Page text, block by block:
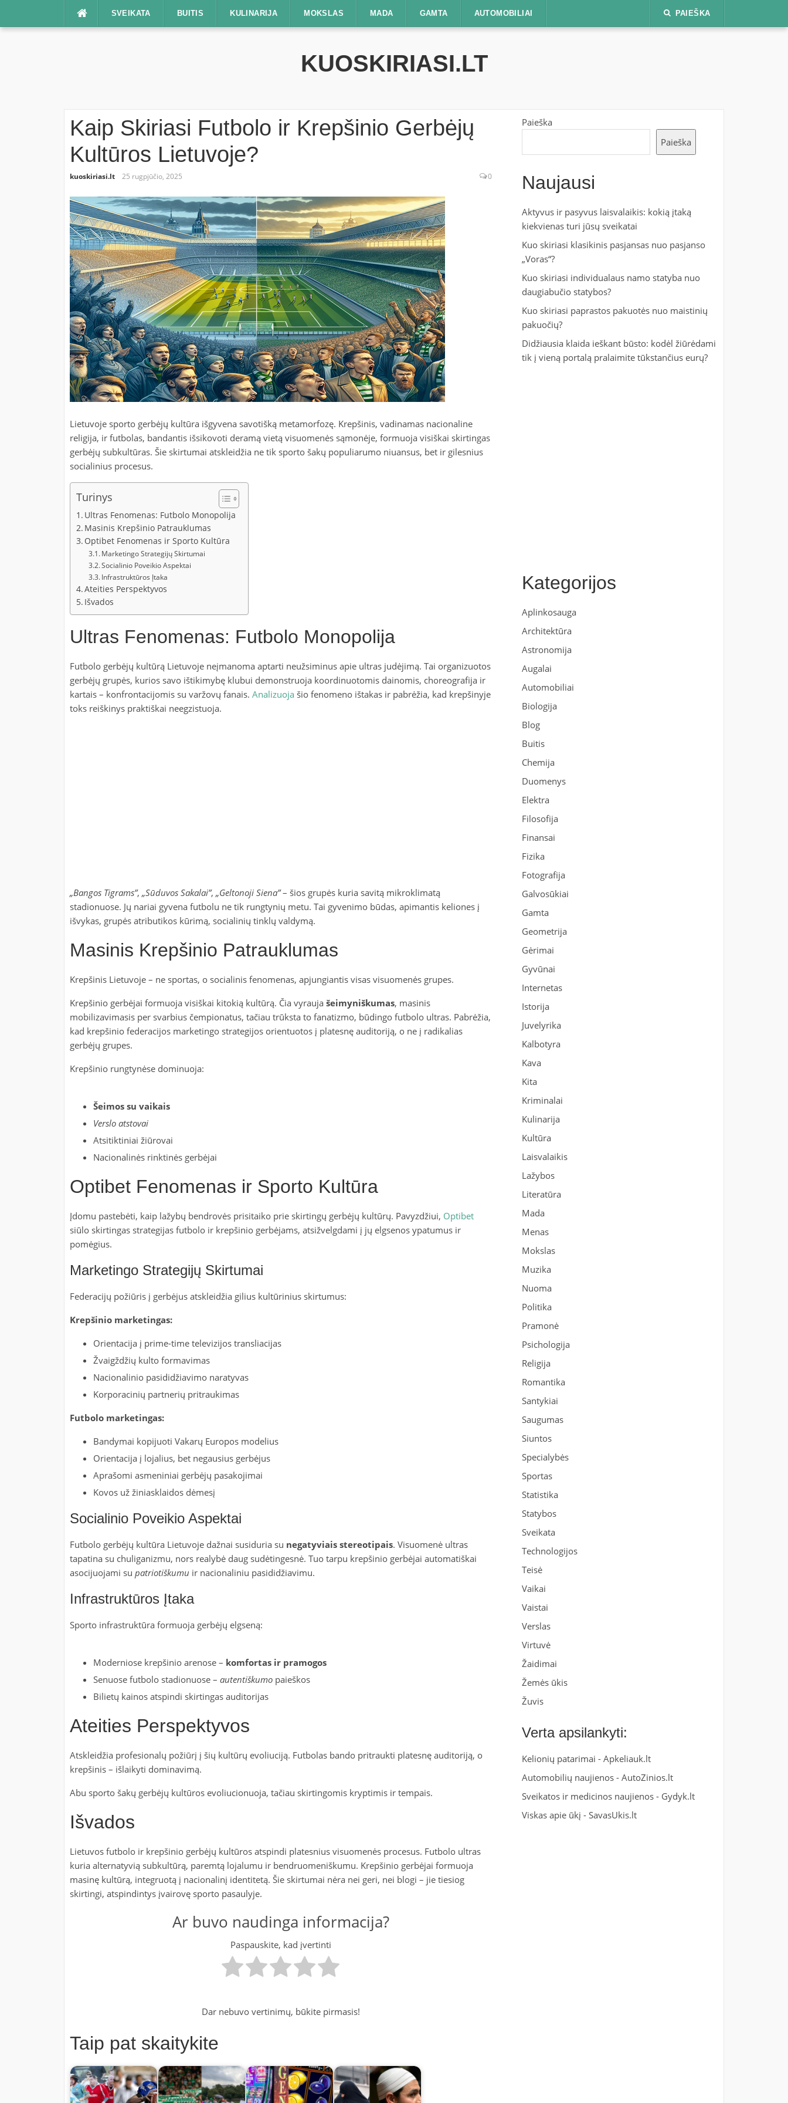
SVEIKATA BUITIS KULINARIJA MOKSLAS MADA GAMTA AUTOMOBILIAI PAIEŠKA
KUOSKIRIASI.LT
Kaip Skiriasi Futbolo ir Krepšinio Gerbėjų
Kultūros Lietuvoje?
kuoskiriasi.lt 25 rugpjūčio, 2025 0
Lietuvoje sporto gerbėjų kultūra išgyvena savotišką metamorfozę. Krepšinis, vadinamas nacionaline
religija, ir futbolas, bandantis išsikovoti deramą vietą visuomenės sąmonėje, formuoja visiškai skirtingas
gerbėjų subkultūras. Šie skirtumai atskleidžia ne tik sporto šakų populiarumo niuansus, bet ir gilesnius
socialinius procesus.
Turinys
Ultras Fenomenas: Futbolo Monopolija
Masinis Krepšinio Patrauklumas
Optibet Fenomenas ir Sporto Kultūra
Marketingo Strategijų Skirtumai
Socialinio Poveikio Aspektai
Infrastruktūros Įtaka
Ateities Perspektyvos
Išvados
Ultras Fenomenas: Futbolo Monopolija
Futbolo gerbėjų kultūrą Lietuvoje neįmanoma aptarti neužsiminus apie ultras judėjimą. Tai organizuotos
gerbėjų grupės, kurios savo ištikimybę klubui demonstruoja koordinuotomis dainomis, choreografija ir
kartais – konfrontacijomis su varžovų fanais. Analizuoja šio fenomeno ištakas ir pabrėžia, kad krepšinyje
toks reiškinys praktiškai neegzistuoja.
„Bangos Tigrams”, „Sūduvos Sakalai”, „Geltonoji Siena”– šios grupės kuria savitą mikroklimatą
stadionuose. Jų nariai gyvena futbolu ne tik rungtynių metu. Tai gyvenimo būdas, apimantis keliones į
išvykas, grupės atributikos kūrimą, socialinių tinklų valdymą.
Masinis Krepšinio Patrauklumas
Krepšinis Lietuvoje – ne sportas, o socialinis fenomenas, apjungiantis visas visuomenės grupes.
Krepšinio gerbėjai formuoja visiškai kitokią kultūrą. Čia vyrauja šeimyniškumas, masinis
mobilizavimasis per svarbius čempionatus, tačiau trūksta to fanatizmo, būdingo futbolo ultras. Pabrėžia,
kad krepšinio federacijos marketingo strategijos orientuotos į platesnę auditoriją, o ne į radikalias
gerbėjų grupes.
Krepšinio rungtynėse dominuoja:
Šeimos su vaikais
Verslo atstovai
Atsitiktiniai žiūrovai
Nacionalinės rinktinės gerbėjai
Optibet Fenomenas ir Sporto Kultūra
Įdomu pastebėti, kaip lažybų bendrovės prisitaiko prie skirtingų gerbėjų kultūrų. Pavyzdžiui, Optibet
siūlo skirtingas strategijas futbolo ir krepšinio gerbėjams, atsižvelgdami į jų elgsenos ypatumus ir
pomėgius.
Marketingo Strategijų Skirtumai
Federacijų požiūris į gerbėjus atskleidžia gilius kultūrinius skirtumus:
Krepšinio marketingas:
Orientacija į prime-time televizijos transliacijas
Žvaigždžių kulto formavimas
Nacionalinio pasididžiavimo naratyvas
Korporacinių partnerių pritraukimas
Futbolo marketingas:
Bandymai kopijuoti Vakarų Europos modelius
Orientacija į lojalius, bet negausius gerbėjus
Aprašomi asmeniniai gerbėjų pasakojimai
Kovos už žiniasklaidos dėmesį
Socialinio Poveikio Aspektai
Futbolo gerbėjų kultūra Lietuvoje dažnai susiduria su negatyviais stereotipais. Visuomenė ultras
tapatina su chuliganizmu, nors realybė daug sudėtingesnė. Tuo tarpu krepšinio gerbėjai automatiškai
asocijuojami su patriotiškumu ir nacionaliniu pasididžiavimu.
Infrastruktūros Įtaka
Sporto infrastruktūra formuoja gerbėjų elgseną:
Moderniose krepšinio arenose – komfortas ir pramogos
Senuose futbolo stadionuose – autentiškumopaieškos
Bilietų kainos atspindi skirtingas auditorijas
Ateities Perspektyvos
Atskleidžia profesionalų požiūrį į šių kultūrų evoliuciją. Futbolas bando pritraukti platesnę auditoriją, o
krepšinis – išlaikyti dominavimą.
Abu sporto šakų gerbėjų kultūros evoliucionuoja, tačiau skirtingomis kryptimis ir tempais.
Išvados
Lietuvos futbolo ir krepšinio gerbėjų kultūros atspindi platesnius visuomenės procesus. Futbolo ultras
kuria alternatyvią subkultūrą, paremtą lojalumu ir bendruomeniškumu. Krepšinio gerbėjai formuoja
masinę kultūrą, integruotą į nacionalinį identitetą. Šie skirtumai nėra nei geri, nei blogi – jie tiesiog
skirtingi, atspindintys įvairovę sporto pasaulyje.
Ar buvo naudinga informacija?
Paspauskite, kad įvertinti
Dar nebuvo vertinimų, būkite pirmasis!
Taip pat skaitykite
Paieška
Paieška
Naujausi
Aktyvus ir pasyvus laisvalaikis: kokią įtaką
kiekvienas turi jūsų sveikatai
Kuo skiriasi klasikinis pasjansas nuo pasjanso
„Voras“?
Kuo skiriasi individualaus namo statyba nuo
daugiabučio statybos?
Kuo skiriasi paprastos pakuotės nuo maistinių
pakuočių?
Didžiausia klaida ieškant būsto: kodėl žiūrėdami
tik į vieną portalą pralaimite tūkstančius eurų?
Kategorijos
Aplinkosauga
Architektūra
Astronomija
Augalai
Automobiliai
Biologija
Blog
Buitis
Chemija
Duomenys
Elektra
Filosofija
Finansai
Fizika
Fotografija
Galvosūkiai
Gamta
Geometrija
Gėrimai
Gyvūnai
Internetas
Istorija
Juvelyrika
Kalbotyra
Kava
Kita
Kriminalai
Kulinarija
Kultūra
Laisvalaikis
Lažybos
Literatūra
Mada
Menas
Mokslas
Muzika
Nuoma
Politika
Pramonė
Psichologija
Religija
Romantika
Santykiai
Saugumas
Siuntos
Specialybės
Sportas
Statistika
Statybos
Sveikata
Technologijos
Teisė
Vaikai
Vaistai
Verslas
Virtuvė
Žaidimai
Žemės ūkis
Žuvis
Verta apsilankyti:
Kelionių patarimai -Apkeliauk.lt
Automobilių naujienos -AutoZinios.lt
Sveikatos ir medicinos naujienos - Gydyk.lt
Viskas apie ūkį -SavasUkis.lt